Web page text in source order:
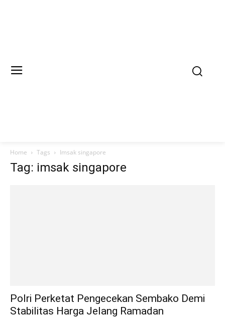
Home Tags Imsak singapore
Tag: imsak singapore
Polri Perketat Pengecekan Sembako Demi
Stabilitas Harga Jelang Ramadan